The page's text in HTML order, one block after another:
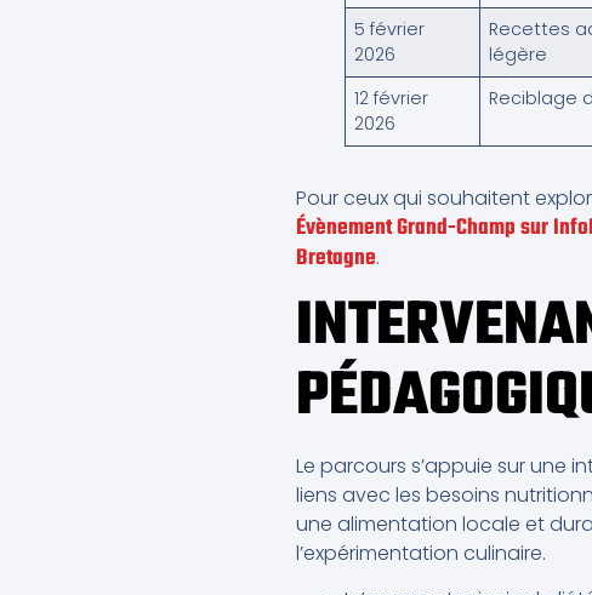
5 février
2026
Recettes
légère
12 février
2026
Reciblage
Pour ceux qui souhaitent
Évènement Grand-Champ sur
Bretagne.
Le parcours s’appuie sur une
liens avec les besoins
une alimentation locale et
l’expérimentation culinaire.